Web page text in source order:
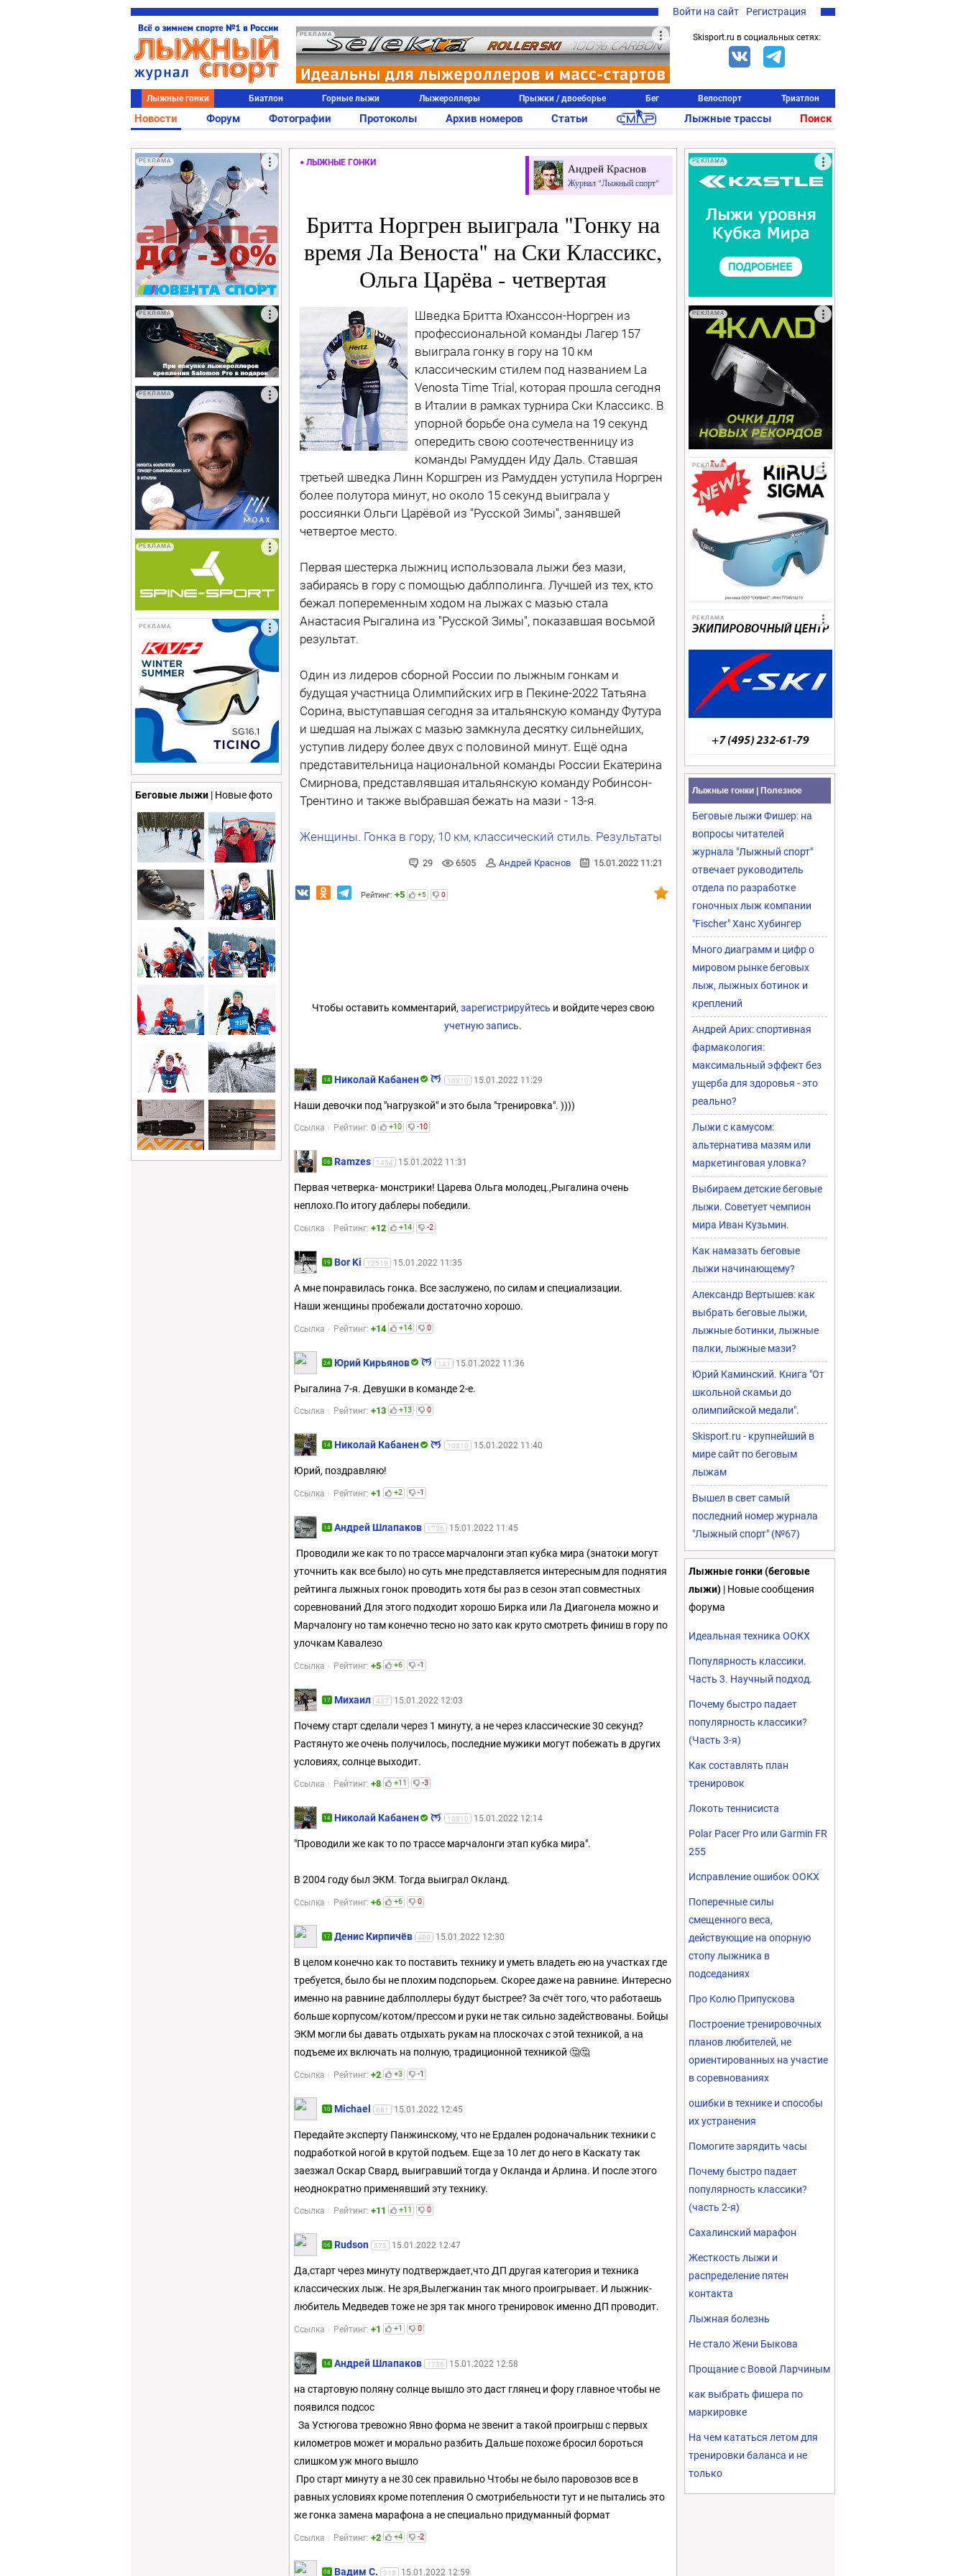
Войти на сайт Регистрация
РЕКЛАМА Skisport.ru в социальных сетях:
Лыжные гонки Биатлон Горные лыжи Лыжероллеры Прыжки / двоеборье Бег Велоспорт Триатлон
Новости Форум Фотографии Протоколы Архив номеров Статьи Лыжные трассы Поиск
РЕКЛАМА
РЕКЛАМА
РЕКЛАМА
РЕКЛАМА
РЕКЛАМА
Беговые лыжи | Новые фото
ЛЫЖНЫЕ ГОНКИ Андрей Краснов
Журнал "Лыжный спорт"
Бритта Норгрен выиграла "Гонку на
время Ла Веноста" на Ски Классикс,
Ольга Царёва - четвертая
Шведка Бритта Юханссон-Норгрен из
профессиональной команды Лагер 157
выиграла гонку в гору на 10 км
классическим стилем под названием La
Venosta Time Trial, которая прошла сегодня
в Италии в рамках турнира Ски Классикс. В
упорной борьбе она сумела на 19 секунд
опередить свою соотечественницу из
команды Рамудден Иду Даль. Ставшая
третьей шведка Линн Коршгрен из Рамудден уступила Норгрен
более полутора минут, но около 15 секунд выиграла у
россиянки Ольги Царёвой из "Русской Зимы", занявшей
четвертое место.
Первая шестерка лыжниц использовала лыжи без мази,
забираясь в гору с помощью даблполинга. Лучшей из тех, кто
бежал попеременным ходом на лыжах с мазью стала
Анастасия Рыгалина из "Русской Зимы", показавшая восьмой
результат.
Один из лидеров сборной России по лыжным гонкам и
будущая участница Олимпийских игр в Пекине-2022 Татьяна
Сорина, выступавшая сегодня за итальянскую команду Футура
и шедшая на лыжах с мазью замкнула десятку сильнейших,
уступив лидеру более двух с половиной минут. Ещё одна
представительница национальной команды России Екатерина
Смирнова, представлявшая итальянскую команду Робинсон-
Трентино и также выбравшая бежать на мази - 13-я.
Женщины. Гонка в гору, 10 км, классический стиль. Результаты
29 6505 Андрей Краснов 15.01.2022 11:21
Рейтинг: +5 +5 0
Чтобы оставить комментарий, зарегистрируйтесь и войдите через свою
учетную запись.
14 Николай Кабанен 10310 15.01.2022 11:29
Наши девочки под "нагрузкой" и это была "тренировка". ))))
Ссылка Рейтинг: 0 +10 -10
06 Ramzes 1454 15.01.2022 11:31
Первая четверка- монстрики! Царева Ольга молодец.,Рыгалина очень
неплохо.По итогу даблеры победили.
Ссылка Рейтинг: +12 +14 -2
19 Bor Ki 12519 15.01.2022 11:35
А мне понравилась гонка. Все заслужено, по силам и специализации.
Наши женщины пробежали достаточно хорошо.
Ссылка Рейтинг: +14 +14 0
24 Юрий Кирьянов 141 15.01.2022 11:36
Рыгалина 7-я. Девушки в команде 2-е.
Ссылка Рейтинг: +13 +13 0
14 Николай Кабанен 10310 15.01.2022 11:40
Юрий, поздравляю!
Ссылка Рейтинг: +1 +2 -1
14 Андрей Шлапаков 1736 15.01.2022 11:45
Проводили же как то по трассе марчалонги этап кубка мира (знатоки могут
уточнить как все было) но суть мне представляется интересным для поднятия
рейтинга лыжных гонок проводить хотя бы раз в сезон этап совместных
соревнований Для этого подходит хорошо Бирка или Ла Диагонела можно и
Марчалонгу но там конечно тесно но зато как круто смотреть финиш в гору по
улочкам Кавалезо
Ссылка Рейтинг: +5 +6 -1
17 Михаил 437 15.01.2022 12:03
Почему старт сделали через 1 минуту, а не через классические 30 секунд?
Растянуто же очень получилось, последние мужики могут побежать в других
условиях, солнце выходит.
Ссылка Рейтинг: +8 +11 -3
14 Николай Кабанен 10310 15.01.2022 12:14
"Проводили же как то по трассе марчалонги этап кубка мира".
В 2004 году был ЭКМ. Тогда выиграл Окланд.
Ссылка Рейтинг: +6 +6 0
17 Денис Кирпичёв 480 15.01.2022 12:30
В целом конечно как то поставить технику и уметь владеть ею на участках где
требуется, было бы не плохим подспорьем. Скорее даже на равнине. Интересно
именно на равнине даблполлеры будут быстрее? За счёт того, что работаешь
больше корпусом/котом/прессом и руки не так сильно задействованы. Бойцы
ЭКМ могли бы давать отдыхать рукам на плоскочах с этой техникой, а на
подъеме их включать на полную, традиционной техникой 🤔🤔
Ссылка Рейтинг: +2 +3 -1
10 Michael 681 15.01.2022 12:45
Передайте эксперту Панжинскому, что не Ердален родоначальник техники с
подработкой ногой в крутой подъем. Еще за 10 лет до него в Каскату так
заезжал Оскар Свард, выигравший тогда у Окланда и Арлина. И после этого
неоднократно применявший эту технику.
Ссылка Рейтинг: +11 +11 0
06 Rudson 573 15.01.2022 12:47
Да,старт через минуту подтверждает,что ДП другая категория и техника
классических лыж. Не зря,Вылегжанин так много проигрывает. И лыжник-
любитель Медведев тоже не зря так много тренировок именно ДП проводит.
Ссылка Рейтинг: +1 +1 0
14 Андрей Шлапаков 1736 15.01.2022 12:58
на стартовую поляну солнце вышло это даст глянец и фору главное чтобы не
появился подсос
За Устюгова тревожно Явно форма не звенит а такой проигрыш с первых
километров может и морально разбить Дальше похоже бросил бороться
слишком уж много вышло
Про старт минуту а не 30 сек правильно Чтобы не было паровозов все в
равных условиях кроме потепления О смотрибельности тут и не пытались это
же гонка замена марафона а не специально придуманный формат
Ссылка Рейтинг: +2 +4 -2
08 Вадим С. 313 15.01.2022 12:59
РЕКЛАМА
РЕКЛАМА
РЕКЛАМА
РЕКЛАМА
Лыжные гонки | Полезное
Беговые лыжи Фишер: на
вопросы читателей
журнала "Лыжный спорт"
отвечает руководитель
отдела по разработке
гоночных лыж компании
"Fischer" Ханс Хубингер
Много диаграмм и цифр о
мировом рынке беговых
лыж, лыжных ботинок и
креплений
Андрей Арих: спортивная
фармакология:
максимальный эффект без
ущерба для здоровья - это
реально?
Лыжи с камусом:
альтернатива мазям или
маркетинговая уловка?
Выбираем детские беговые
лыжи. Советует чемпион
мира Иван Кузьмин.
Как намазать беговые
лыжи начинающему?
Александр Вертышев: как
выбрать беговые лыжи,
лыжные ботинки, лыжные
палки, лыжные мази?
Юрий Каминский. Книга "От
школьной скамьи до
олимпийской медали".
Skisport.ru - крупнейший в
мире сайт по беговым
лыжам
Вышел в свет самый
последний номер журнала
"Лыжный спорт" (№67)
Лыжные гонки (беговые
лыжи) | Новые сообщения
форума
Идеальная техника ООКХ
Популярность классики.
Часть 3. Научный подход.
Почему быстро падает
популярность классики?
(Часть 3-я)
Как составлять план
тренировок
Локоть теннисиста
Polar Pacer Pro или Garmin FR
255
Исправление ошибок ООКХ
Поперечные силы
смещенного веса,
действующие на опорную
стопу лыжника в
подседаниях
Про Колю Припускова
Построение тренировочных
планов любителей, не
ориентированных на участие
в соревнованиях
ошибки в технике и способы
их устранения
Помогите зарядить часы
Почему быстро падает
популярность классики?
(часть 2-я)
Сахалинский марафон
Жесткость лыжи и
распределение пятен
контакта
Лыжная болезнь
Не стало Жени Быкова
Прощание с Вовой Ларчиным
как выбрать фишера по
маркировке
На чем кататься летом для
тренировки баланса и не
только